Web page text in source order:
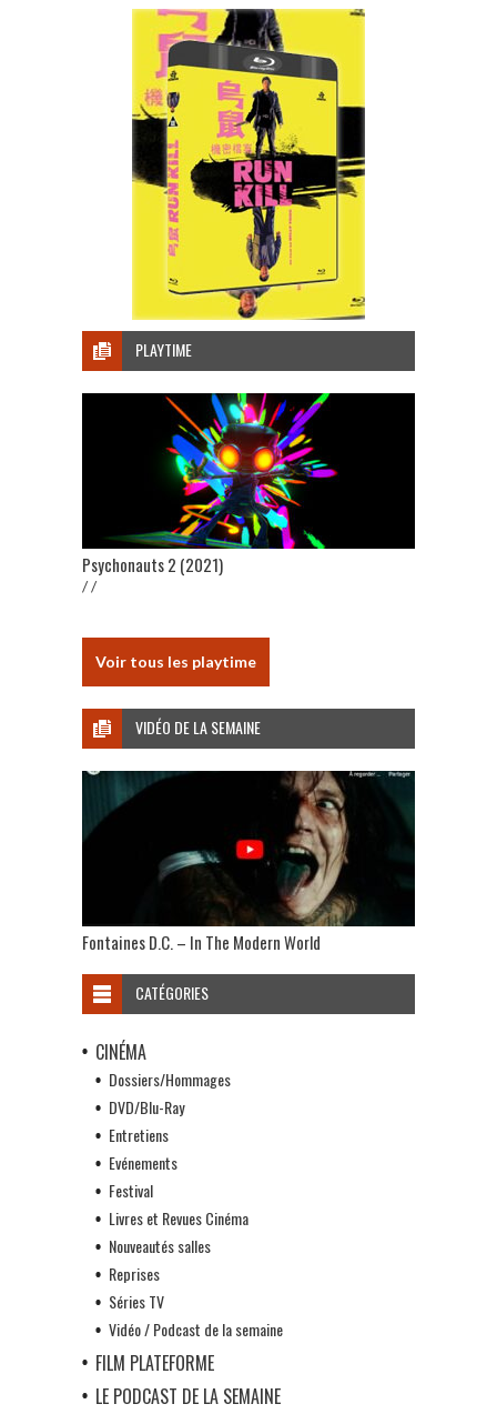
PLAYTIME
Psychonauts 2 (2021)
/ /
Voir tous les playtime
VIDÉO DE LA SEMAINE
Fontaines D.C. – In The Modern World
CATÉGORIES
CINÉMA
Dossiers/Hommages
DVD/Blu-Ray
Entretiens
Evénements
Festival
Livres et Revues Cinéma
Nouveautés salles
Reprises
Séries TV
Vidéo / Podcast de la semaine
FILM PLATEFORME
LE PODCAST DE LA SEMAINE